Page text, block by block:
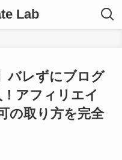
Lab
バレずにブログ
アフィリエイ
の取り方を完全